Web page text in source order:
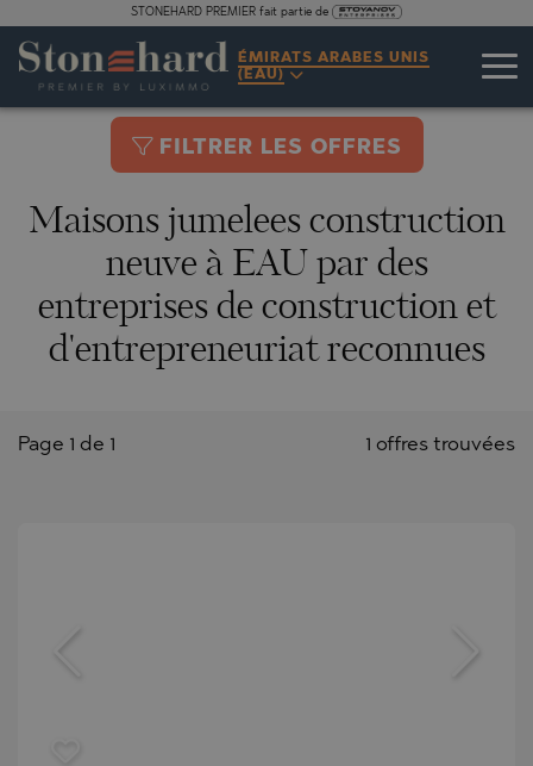
STONEHARD PREMIER fait partie de
ÉMIRATS ARABES UNIS
(EAU)
FILTRER LES OFFRES
Maisons jumelees construction
neuve à EAU par des
entreprises de construction et
d'entrepreneuriat reconnues
1 offres trouvées
Page 1 de 1